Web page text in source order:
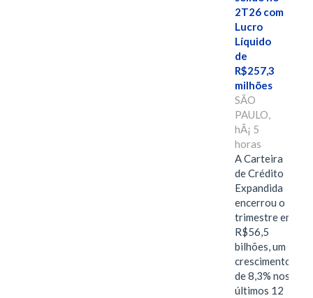
2T26 com
Lucro
Líquido
de
R$257,3
milhões
SÃO
PAULO,
hÃ¡ 5
horas
A Carteira
de Crédito
Expandida
encerrou o
trimestre em
R$56,5
bilhões, um
crescimento
de 8,3% nos
últimos 12